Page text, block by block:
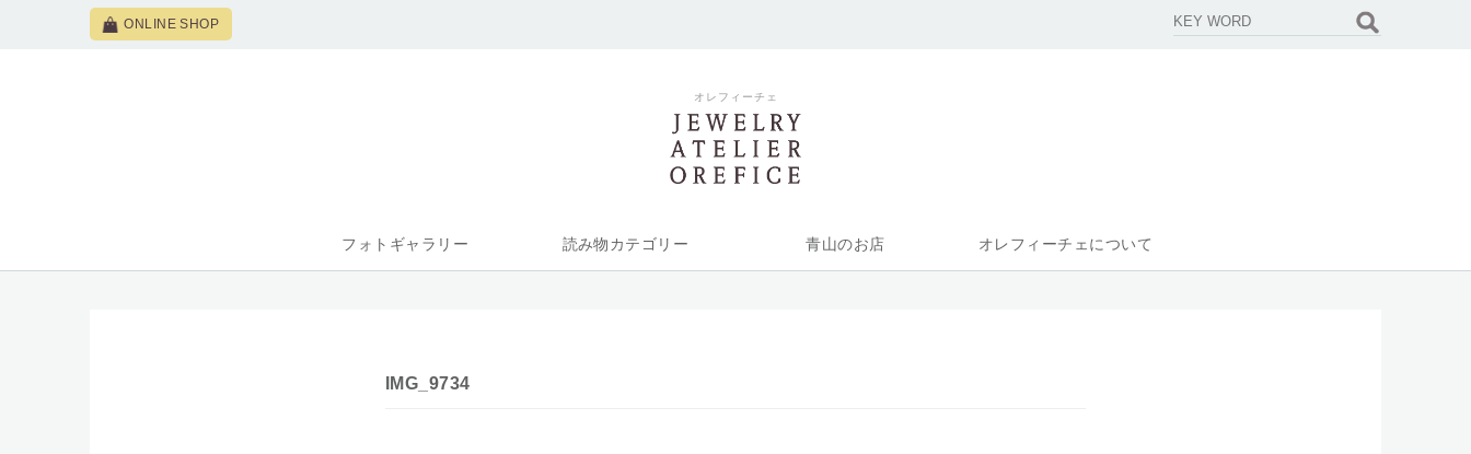
ONLINE SHOP
オレフィーチェ
フォトギャラリー 読み物カテゴリー 青山のお店 オレフィーチェについて
IMG_9734